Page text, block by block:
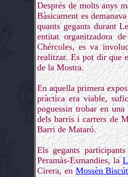
Després de molts anys
Bàsicament es
quants gegants durant
entitat organitzadora
Chércoles, es va
realitzar. Es pot dir que
de la Mostra.
En aquella primera
pràctica era viable,
poguessin trobar en
dels barris i carrers de
Barri de Mataró.
Els gegants
Peramàs-Esmandies, la
Cirera, enMossèn